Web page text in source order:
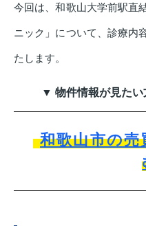
今回は、和歌山大学前駅直
ニック」について、診療内
たします。
▼ 物件情報が見た
和歌山市の